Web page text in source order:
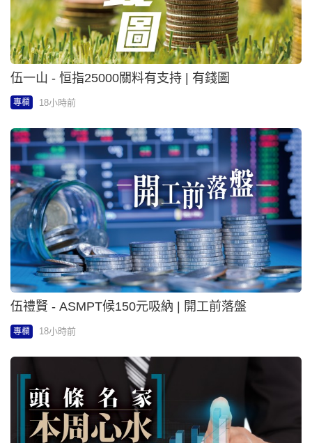
伍一山 - 恒指25000關料有支持 | 有錢圖
專欄 18小時前
伍禮賢 - ASMPT候150元吸納 | 開工前落盤
專欄 18小時前